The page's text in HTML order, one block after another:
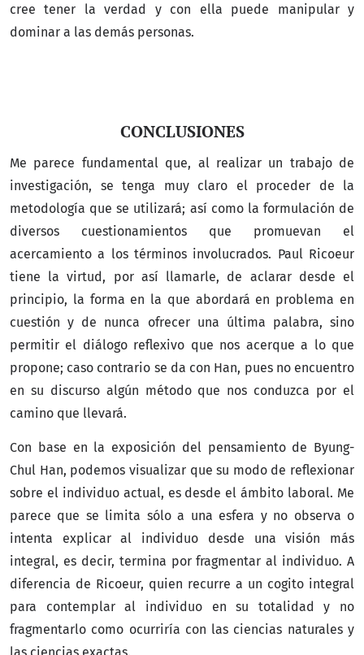
cree tener la verdad y con ella puede manipular y
dominar a las demás personas.
CONCLUSIONES
Me parece fundamental que, al realizar un trabajo de
investigación, se tenga muy claro el proceder de la
metodología que se utilizará; así como la formulación de
diversos cuestionamientos que promuevan el
acercamiento a los términos involucrados. Paul Ricoeur
tiene la virtud, por así llamarle, de aclarar desde el
principio, la forma en la que abordará en problema en
cuestión y de nunca ofrecer una última palabra, sino
permitir el diálogo reflexivo que nos acerque a lo que
propone; caso contrario se da con Han, pues no encuentro
en su discurso algún método que nos conduzca por el
camino que llevará.
Con base en la exposición del pensamiento de Byung-
Chul Han, podemos visualizar que su modo de reflexionar
sobre el individuo actual, es desde el ámbito laboral. Me
parece que se limita sólo a una esfera y no observa o
intenta explicar al individuo desde una visión más
integral, es decir, termina por fragmentar al individuo. A
diferencia de Ricoeur, quien recurre a un cogito integral
para contemplar al individuo en su totalidad y no
fragmentarlo como ocurriría con las ciencias naturales y